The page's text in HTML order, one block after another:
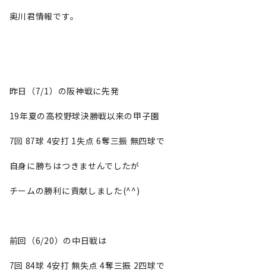
奥川君情報です。
昨日（7/1）の阪神戦に先発
19年夏の高校野球決勝戦以来の甲子園
7回 87球 4安打 1失点 6奪三振 無四球で
自身に勝ちはつきませんでしたが
チームの勝利に貢献しました(^^)
前回（6/20）の中日戦は
7回 84球 4安打 無失点 4奪三振 2四球で